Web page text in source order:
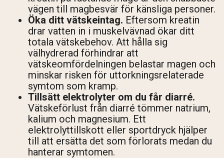
vägen till magbesvär för känsliga personer.
Öka ditt vätskeintag. Eftersom kreatin
drar vatten in i muskelvävnad ökar ditt
totala vätskebehov. Att hålla sig
välhydrerad förhindrar att
vätskeomfördelningen belastar magen och
minskar risken för uttorkningsrelaterade
symtom som kramp.
Tillsätt elektrolyter om du får diarré.
Vätskeförlust från diarré tömmer natrium,
kalium och magnesium. Ett
elektrolyttillskott eller sportdryck hjälper
till att ersätta det som förlorats medan du
hanterar symtomen.